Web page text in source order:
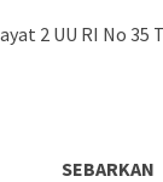
2 UU RI No 35
SEBARKAN